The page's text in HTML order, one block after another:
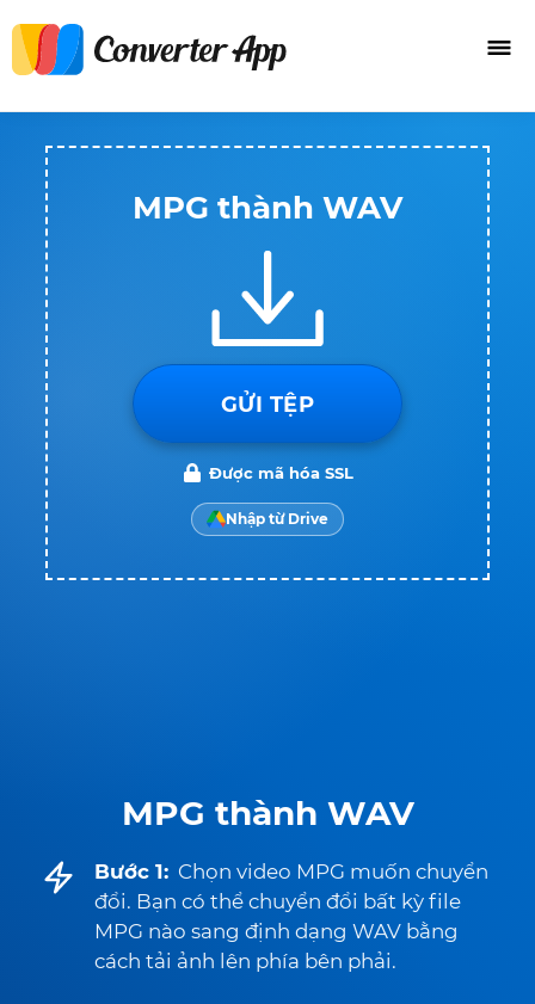
MPG thành WAV
Bước 1: Chọn video MPG muốn chuyển
đổi. Bạn có thể chuyển đổi bất kỳ file
MPG nào sang định dạng WAV bằng
cách tải ảnh lên phía bên phải.
MPG thành WAV
GỬI TỆP
Được mã hóa SSL
Nhập từ Drive